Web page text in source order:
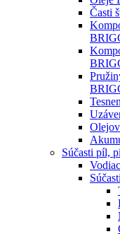
Časti
Súčasti píl,